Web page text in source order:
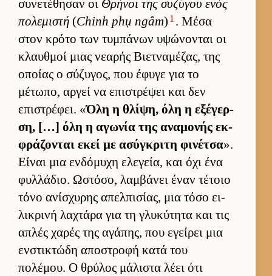
συνετέθησαν οι Θρήνοι της συζύγου ενός
πολεμιστή (Chinh phụ ngâm) 1 . Μέσα
στον κρότο των τυμπάνων υψώνονται οι
κλαυθ­μοί μιας νεαρής Βιετ­ναμέζας, της
οποίας ο σύζυγος, που έφυγε για το
μέτωπο, αρ­γεί να επιστρέψει και δεν
επιστρέφει. «Όλη η θλίψη, όλη η εξέγερ­
ση, […] όλη η αγωνία της αναμονής εκ­
φράζονται εκεί με ασύγκριτη φινέτσα».
Εί­ναι μια εν­δόμυχη ελεγεία, και όχι ένα
φυλ­λάδιο. Ωστόσο, λαμ­βάνει έναν τέτοιο
τόνο ανίσχυρης απελ­πισίας, μια τόσο ει­
λικρινή λαχτάρα για τη γλυκύτητα και τις
απλές χαρές της αγάπης, που εγεί­ρει μια
εν­στικτώδη αποστροφή κατά του
πολέμου. Ο θρύλος μάλιστα λέει ότι